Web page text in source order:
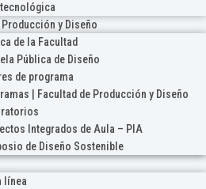
Producción y Diseño
de la Facultad
Pública de Diseño
de programa
| Facultad de Producción y Diseño
Integrados de Aula – PIA
de Diseño Sostenible
línea